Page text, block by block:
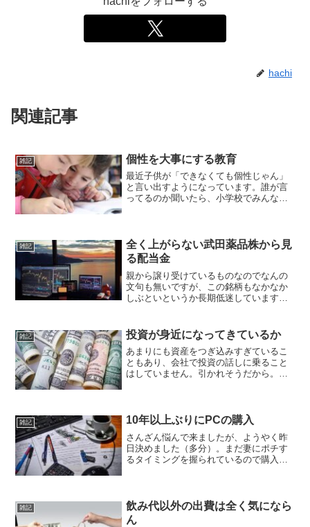
hachi
関連記事
雑記 個性を大事にする教育
最近子供が「できなくても個性じゃん」
と言い出すようになっています。誰が言
ってるのか聞いたら、小学校でみんな言
スピードは違うと思います...
雑記
全く上がらない武田薬品株から見
る配当金
親から譲り受けているものなのでなんの
文句も無いですが、この銘柄もなかなか
しぶといというか長期低迷しています
るのかな。もっとかな。その間上がり下
がりはしておりますが、も...
雑記 投資が身近になってきているか
あまりにも資産をつぎ込みすぎているこ
ともあり、会社で投資の話しに乗ること
はしていません。引かれそうだから。同
かVYMの話しで部...
雑記 10年以上ぶりにPCの購入
さんざん悩んで来ましたが、ようやく昨
日決めました（多分）。まだ妻にポチす
るタイミングを握られているので購入し
上買っていないか...
雑記
飲み代以外の出費は全く気になら
ん